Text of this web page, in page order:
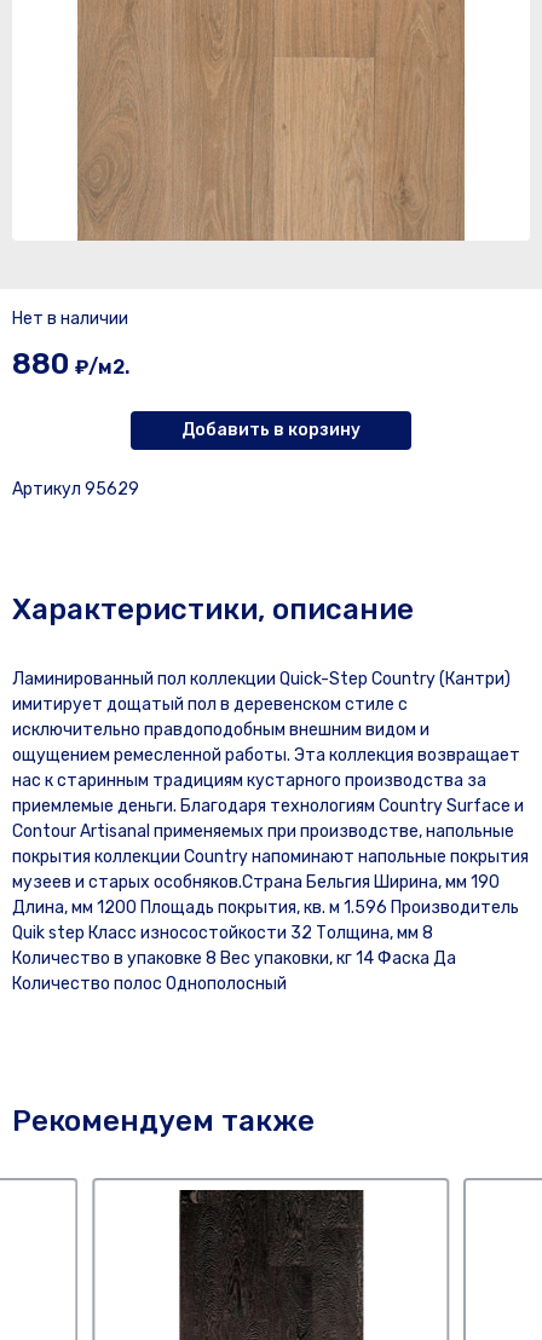
Нет в наличии
880 ₽/м2.
Добавить в корзину
Артикул 95629
Характеристики, описание
Ламинированный пол коллекции Quick-Step Country (Кантри)
имитирует дощатый пол в деревенском стиле с
исключительно правдоподобным внешним видом и
ощущением ремесленной работы. Эта коллекция возвращает
нас к старинным традициям кустарного производства за
приемлемые деньги. Благодаря технологиям Country Surface и
Contour Artisanal применяемых при производстве, напольные
покрытия коллекции Country напоминают напольные покрытия
музеев и старых особняков.Страна Бельгия Ширина, мм 190
Длина, мм 1200 Площадь покрытия, кв. м 1.596 Производитель
Quik step Класс износостойкости 32 Толщина, мм 8
Количество в упаковке 8 Вес упаковки, кг 14 Фаска Да
Количество полос Однополосный
Рекомендуем также